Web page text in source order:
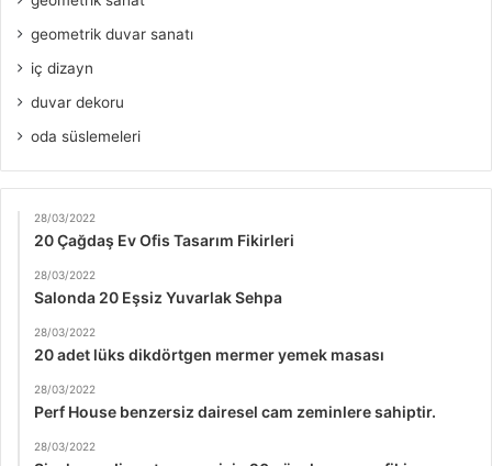
geometrik duvar sanatı
iç dizayn
duvar dekoru
oda süslemeleri
28/03/2022
20 Çağdaş Ev Ofis Tasarım Fikirleri
28/03/2022
Salonda 20 Eşsiz Yuvarlak Sehpa
28/03/2022
20 adet lüks dikdörtgen mermer yemek masası
28/03/2022
Perf House benzersiz dairesel cam zeminlere sahiptir.
28/03/2022